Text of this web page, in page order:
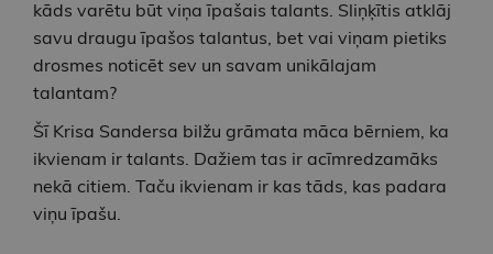
kāds varētu būt viņa īpašais talants. Sliņķītis atklāj
savu draugu īpašos talantus, bet vai viņam pietiks
drosmes noticēt sev un savam unikālajam
talantam?
Šī Krisa Sandersa bilžu grāmata māca bērniem, ka
ikvienam ir talants. Dažiem tas ir acīmredzamāks
nekā citiem. Taču ikvienam ir kas tāds, kas padara
viņu īpašu.